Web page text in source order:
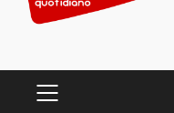
PRIMARY